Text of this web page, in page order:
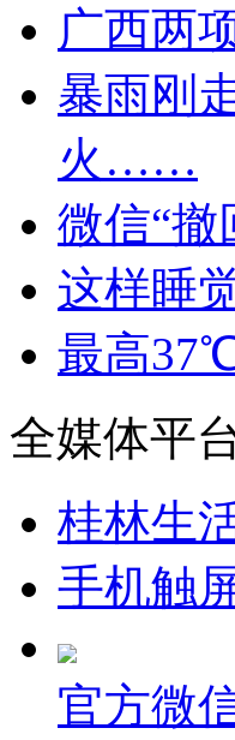
广西两
暴雨刚
火……
微信“撤
这样睡
最高
全媒体平
桂林生
手机触
官方微